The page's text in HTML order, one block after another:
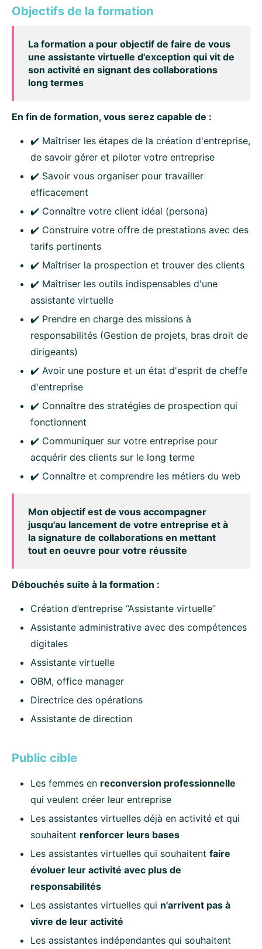
Objectifs de la formation
La formation a pour objectif de faire de vous
une assistante virtuelle d'exception qui vit de
son activité en signant des collaborations
long termes
En fin de formation, vous serez capable de :
✔️ Maîtriser les étapes de la création d'entreprise,
de savoir gérer et piloter votre entreprise
✔️ Savoir vous organiser pour travailler
efficacement
✔️ Connaître votre client idéal (persona)
✔️ Construire votre offre de prestations avec des
tarifs pertinents
✔️ Maîtriser la prospection et trouver des clients
✔️ Maîtriser les outils indispensables d'une
assistante virtuelle
✔️ Prendre en charge des missions à
responsabilités (Gestion de projets, bras droit de
dirigeants)
✔️ Avoir une posture et un état d'esprit de cheffe
d'entreprise
✔️ Connaître des stratégies de prospection qui
fonctionnent
✔️ Communiquer sur votre entreprise pour
acquérir des clients sur le long terme
✔️ Connaître et comprendre les métiers du web
Mon objectif est de vous accompagner
jusqu'au lancement de votre entreprise et à
la signature de collaborations en mettant
tout en oeuvre pour votre réussite
Débouchés suite à la formation :
Création d’entreprise “Assistante virtuelle”
Assistante administrative avec des compétences
digitales
Assistante virtuelle
OBM, office manager
Directrice des opérations
Assistante de direction
Public cible
Les femmes en reconversion professionnelle
qui veulent créer leur entreprise
Les assistantes virtuelles déjà en activité et qui
souhaitent renforcer leurs bases
Les assistantes virtuelles qui souhaitent faire
évoluer leur activité avec plus de
responsabilités
Les assistantes virtuelles qui n'arrivent pas à
vivre de leur activité
Les assistantes indépendantes qui souhaitent